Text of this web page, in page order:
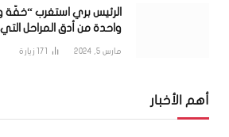
الرئيس بري استغرب
واحدة من أدق المراحل التي
مارس 5, 2024 171 زيارة
أهم الأخبار